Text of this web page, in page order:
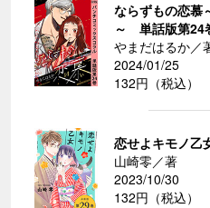
ならずもの恋慕
～ 単話版第24
やまだはるか／
2024/01/25
132円（税込）
恋せよキモノ
山崎零／著
2023/10/30
132円（税込）